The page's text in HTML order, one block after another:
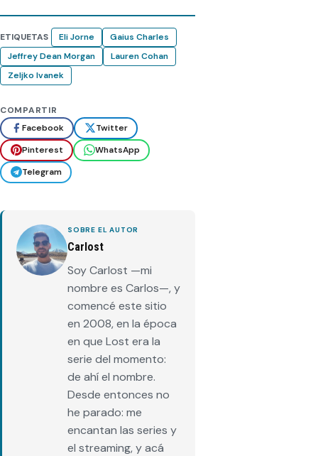
ETIQUETAS Eli Jorne
Gaius Charles
Jeffrey Dean Morgan
Lauren Cohan
Zeljko Ivanek
COMPARTIR
Facebook
Twitter
Pinterest
WhatsApp
Telegram
SOBRE EL AUTOR
Carlost
Soy Carlost —mi
nombre es Carlos—, y
comencé este sitio
en 2008, en la época
en que Lost era la
serie del momento:
de ahí el nombre.
Desde entonces no
he parado: me
encantan las series y
el streaming, y acá